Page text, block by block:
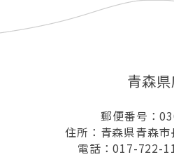
青森
郵便番号：
住所：青森県青森
電話：017-722-